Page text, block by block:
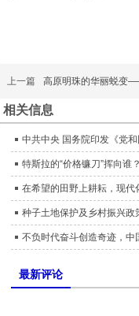
上一篇 高原明珠的华丽蜕变
相关信息
特斯拉的“价格镰刀”挥向谁
在希望的田野上耕耘，现代
种子土地保护及乡村振兴
不负时代奋斗创造奇迹，
最新评论